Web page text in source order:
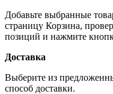
Добавьте выбранные
страницу Корзина,
позиций и нажмите
Доставка
Выберите из
способ доставки.